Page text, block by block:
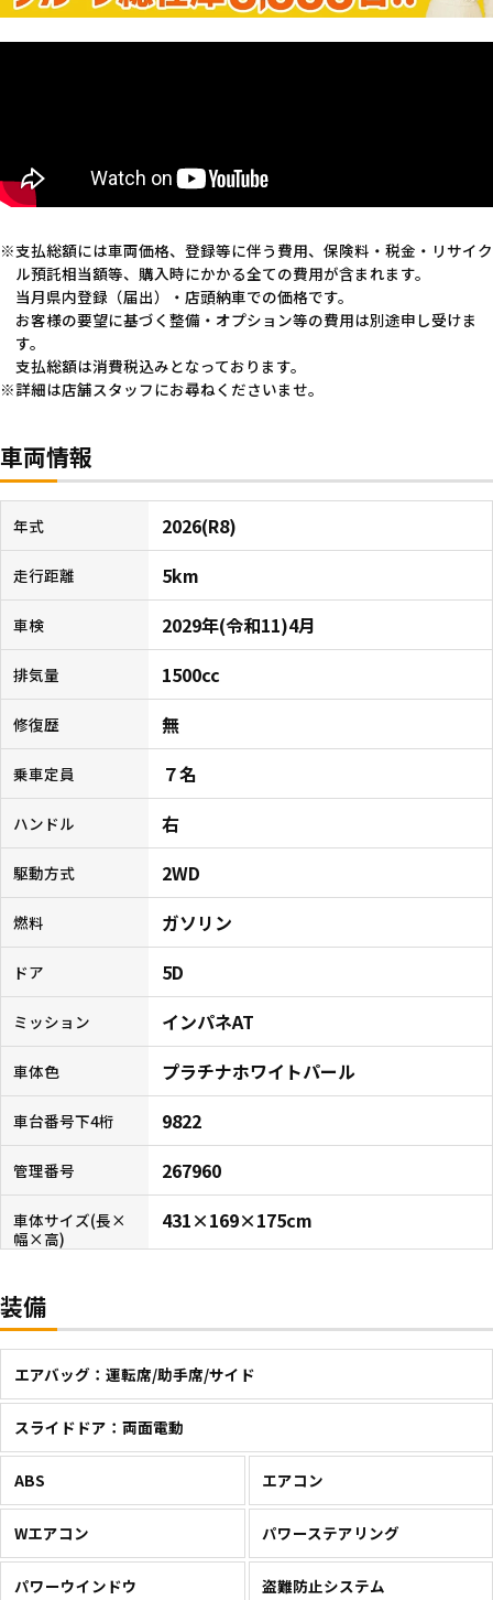
支払総額には車両価格、登録等に伴う費用、保険料・税金・リサイク
ル預託相当額等、購入時にかかる全ての費用が含まれます。
当月県内登録（届出）・店頭納車での価格です。
お客様の要望に基づく整備・オプション等の費用は別途申し受けま
す。
支払総額は消費税込みとなっております。
詳細は店舗スタッフにお尋ねくださいませ。
車両情報
年式 2026(R8)
走行距離 5km
車検 2029年(令和11)4月
排気量 1500cc
修復歴 無
乗車定員 ７名
ハンドル 右
駆動方式 2WD
燃料 ガソリン
ドア 5D
ミッション インパネAT
車体色 プラチナホワイトパール
車台番号下4桁 9822
管理番号 267960
車体サイズ(長×
幅×高)
431×169×175cm
装備
エアバッグ：運転席/助手席/サイド
スライドドア：両面電動
ABS エアコン
Wエアコン パワーステアリング
パワーウインドウ 盗難防止システム